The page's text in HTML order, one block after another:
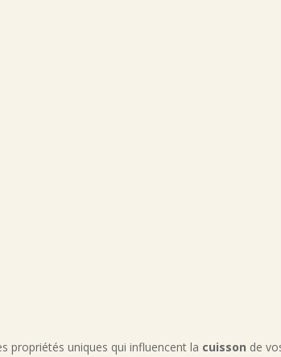
propriétés uniques qui influencent la cuisson de